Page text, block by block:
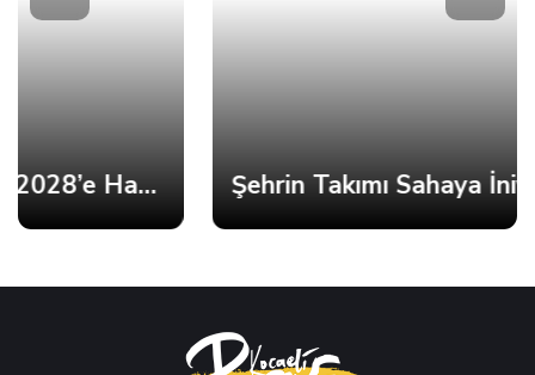
Şehrin Takımı Sahaya İniyor